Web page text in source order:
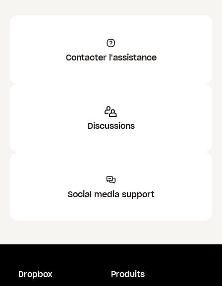
Contacter l'assistance
Discussions
Social media support
Dropbox Produits